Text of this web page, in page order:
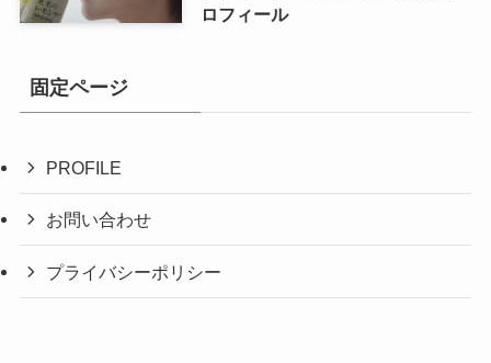
ロフィール
固定ページ
PROFILE
お問い合わせ
プライバシーポリシー